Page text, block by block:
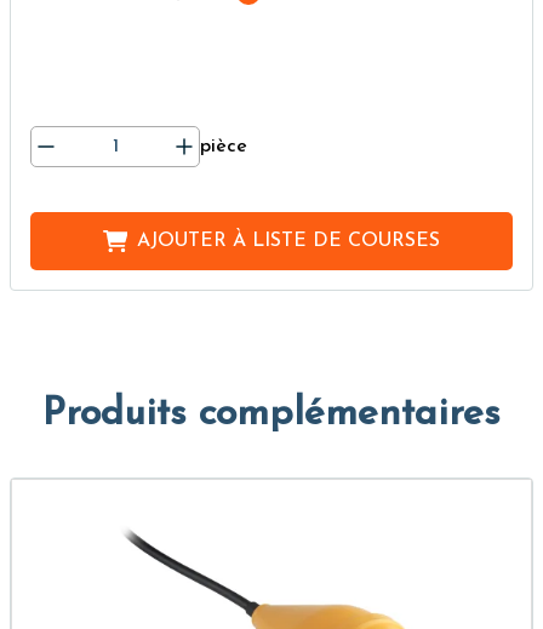
pièce
AJOUTER À LISTE DE COURSES
Produits complémentaires